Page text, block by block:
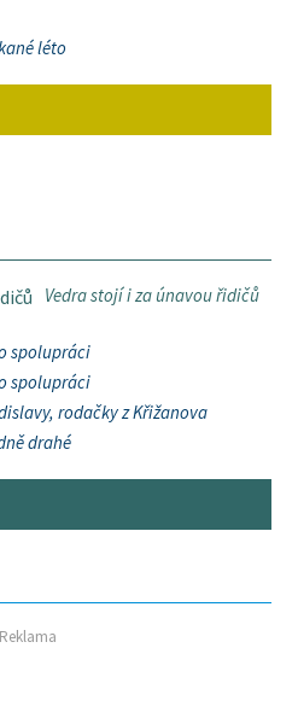
léto
Vedra stojí i za únavou řidičů
spolupráci
spolupráci
rodačky z Křižanova
drahé
Reklama